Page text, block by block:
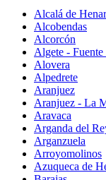
Alcalá de
Alcobendas
Alcorcón
Algete - Fuente
Alovera
Alpedrete
Aranjuez
Aranjuez - La
Aravaca
Arganda del
Arganzuela
Arroyomolinos
Azuqueca de